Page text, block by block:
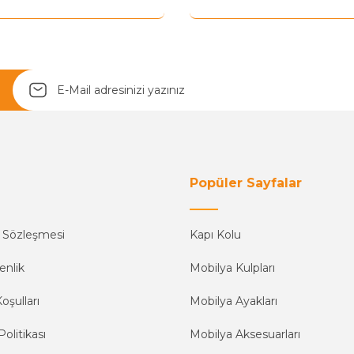
Sözleşmesi
Popüler Sayfalar
Kapı Kolu
Mobilya Kulpları
Mobilya Ayakları
Mobilya Aksesuarları